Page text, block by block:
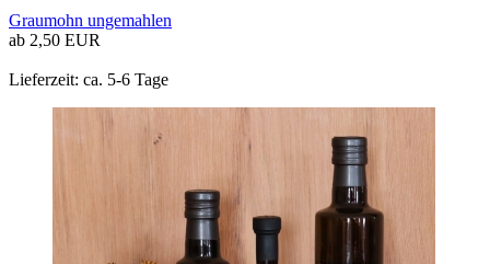
Graumohn ungemahlen
ab 2,50 EUR
Lieferzeit: ca. 5-6 Tage